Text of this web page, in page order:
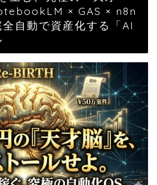
× GAS × n8n
自動で資産化する「AI